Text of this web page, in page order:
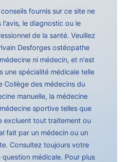
fournis sur ce site ne
l'avis, le diagnostic ou le
de la santé. Veuillez
Desforges ostéopathe
ni médecin, et n'est
une spécialité médicale telle
Collège des médecins du
manuelle, la médecine
sportive telles que
excluent tout traitement ou
fait par un médecin ou un
Consultez toujours votre
médicale. Pour plus